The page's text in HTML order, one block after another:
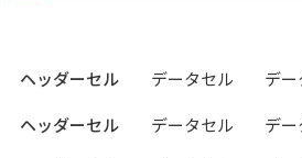
ヘッダーセル データセル デ
ヘッダーセル
データセル デ